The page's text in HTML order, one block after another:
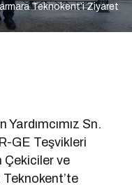
Teknokent’i Ziyaret
Sn.
GE Teşvikleri
Çekiciler ve